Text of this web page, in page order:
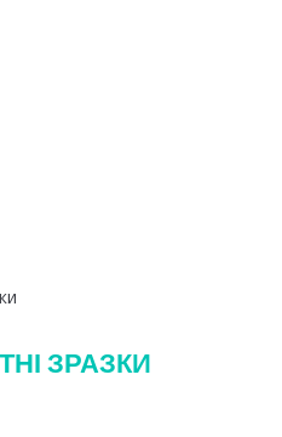
ЗРАЗКИ